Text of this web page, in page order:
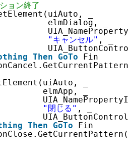
ョン終了
_
elmDialog, _
"キャンセル" , _
Then GoTo
Fin
_
elmApp, _
"閉じる" , _
Then GoTo
Fin